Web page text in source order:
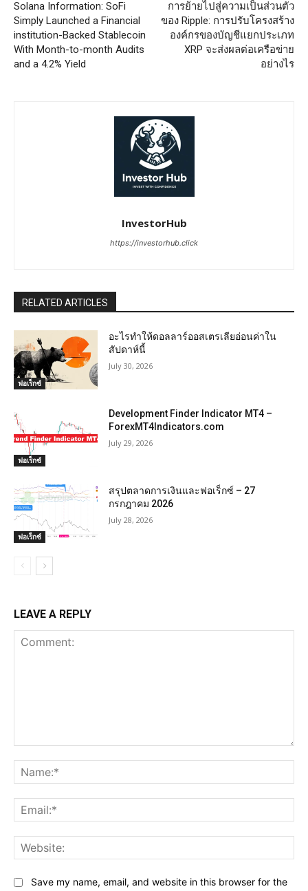
Solana Information: SoFi
Simply Launched a Financial
institution-Backed Stablecoin
With Month-to-month Audits
and a 4.2% Yield
การย้ายไปสู่ความเป็นส่วนตัว
ของ Ripple: การปรับโครงสร้าง
องค์กรของบัญชีแยกประเภท
XRP จะส่งผลต่อเครือข่าย
อย่างไร
InvestorHub
https://investorhub.click
RELATED ARTICLES
ฟอเร็กซ์
อะไรทำให้ดอลลาร์ออสเตรเลียอ่อนค่าใน
สัปดาห์นี้
July 30, 2026
ฟอเร็กซ์
Development Finder Indicator MT4 –
ForexMT4Indicators.com
July 29, 2026
ฟอเร็กซ์
สรุปตลาดการเงินและฟอเร็กซ์ – 27
กรกฎาคม 2026
July 28, 2026
LEAVE A REPLY
Save my name, email, and website in this browser for the